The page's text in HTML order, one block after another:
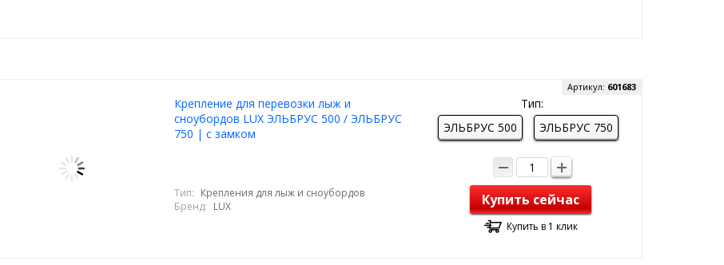
Крепление для перевозки лыж и
сноубордов LUX ЭЛЬБРУС 500 / ЭЛЬБРУС
750 | с замком
Артикул: 601683
Тип: Крепления для лыж и сноубордов
Бренд: LUX
Тип:
ЭЛЬБРУС 500
ЭЛЬБРУС 750
Купить сейчас
Купить в 1 клик